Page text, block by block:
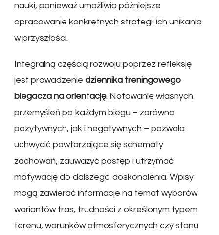
nauki, ponieważ umożliwia późniejsze
opracowanie konkretnych strategii ich unikania
w przyszłości.
Integralną częścią rozwoju poprzez refleksję
jest prowadzenie dziennika treningowego
biegacza na orientację. Notowanie własnych
przemyśleń po każdym biegu – zarówno
pozytywnych, jak i negatywnych – pozwala
uchwycić powtarzające się schematy
zachowań, zauważyć postęp i utrzymać
motywację do dalszego doskonalenia. Wpisy
mogą zawierać informacje na temat wyborów
wariantów tras, trudności z określonym typem
terenu, warunków atmosferycznych czy stanu